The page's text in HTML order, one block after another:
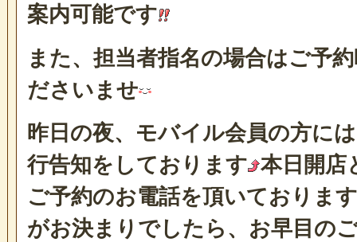
案内可能です
また、担当者指名の場合はご予
ださいませ
昨日の夜、モバイル会員の方に
行告知をしております 本日開店
ご予約のお電話を頂いております
がお決まりでしたら、お早目の